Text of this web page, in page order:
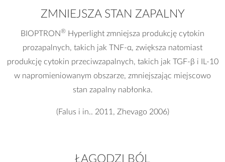
ZMNIEJSZA STAN ZAPALNY
BIOPTRON® Hyperlight zmniejsza produkcję cytokin
prozapalnych, takich jak TNF-α, zwiększa natomiast
produkcję cytokin przeciwzapalnych, takich jak TGF-β i IL-10
w napromieniowanym obszarze, zmniejszając miejscowo
stan zapalny nabłonka.
(Falus i in.. 2011, Zhevago 2006)
ŁAGODZI BÓL